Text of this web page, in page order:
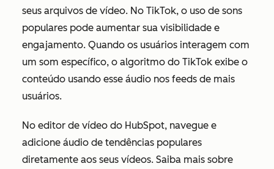
seus arquivos de vídeo. No TikTok, o uso de sons
populares pode aumentar sua visibilidade e
engajamento. Quando os usuários interagem com
um som específico, o algoritmo do TikTok exibe o
conteúdo usando esse áudio nos feeds de mais
usuários.
No editor de vídeo do HubSpot, navegue e
adicione áudio de tendências populares
diretamente aos seus vídeos. Saiba mais sobre